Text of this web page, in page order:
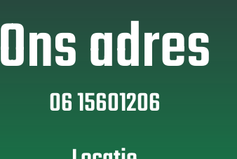
Ons adres
06 15601206